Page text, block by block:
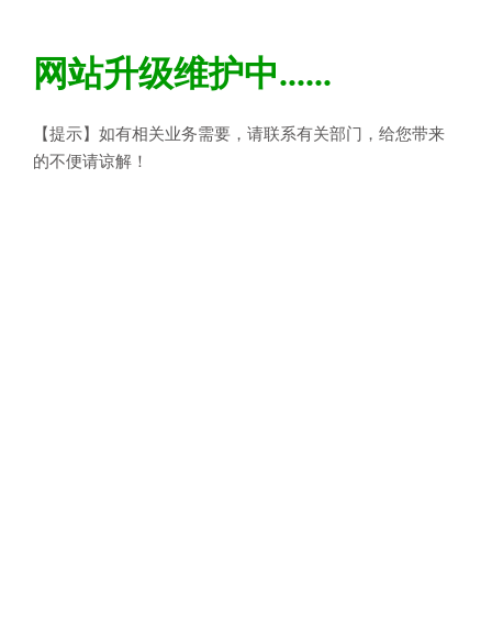
网站升级维护中......
【提示】如有相关业务需要，请联系有关部门，给您带来
的不便请谅解！